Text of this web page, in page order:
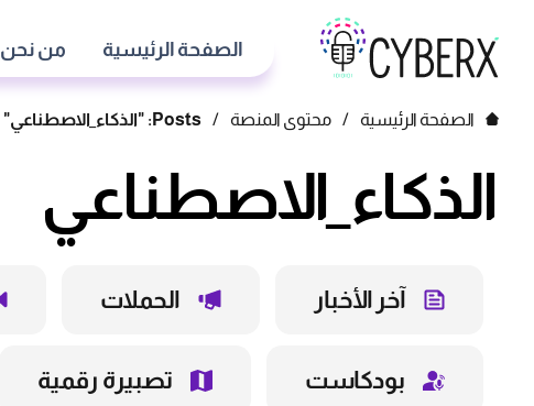
الصفحة الرئيسية من نحن
الصفحة الرئيسية / محتوى المنصة / Posts: "الذكاء_الاصطناعي"
الذكاء_الاصطناعي
آخر الأخبار الحملات
بودكاست تصبيرة رقمية